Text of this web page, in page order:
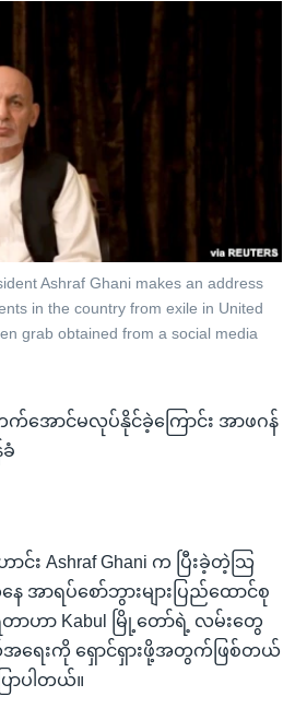
လက်များ
Ashraf Ghani makes an address
in the country from exile in United
grab obtained from a social media
အောင်မလုပ်နိုင်ခဲ့ကြောင်း အာဖဂန်
ခံ
င်း Ashraf Ghani က ပြီးခဲ့တဲ့သြ
ာရပ်စော်ဘွားများပြည်ထောင်စု
တာဟာ Kabul မြို့တော်ရဲ့ လမ်းတွေ
ယ့်အရေးကို ရှောင်ရှားဖို့အတွက်ဖြစ်တယ်
ာပါတယ်။